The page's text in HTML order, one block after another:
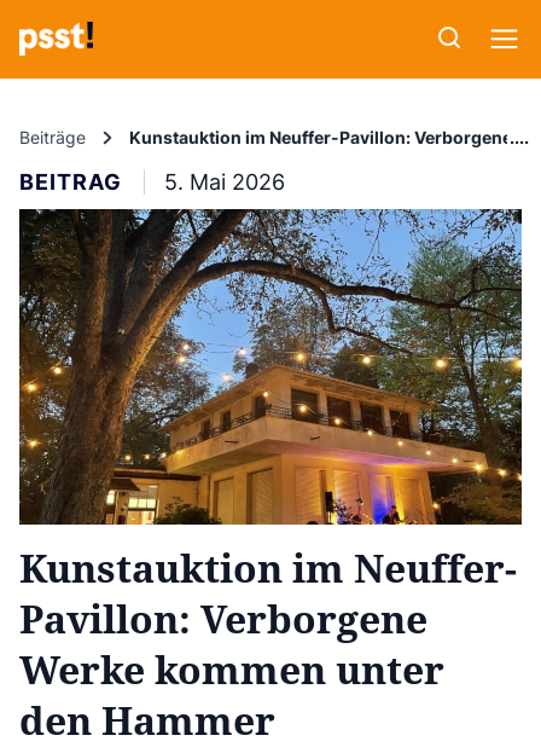
Beiträge Kunstauktion im Neuffer-Pavillon: Verborgene
BEITRAG 5. Mai 2026
Kunstauktion im Neuffer-
Pavillon: Verborgene
Werke kommen unter
den Hammer